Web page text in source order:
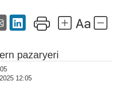
pazaryeri
12:05